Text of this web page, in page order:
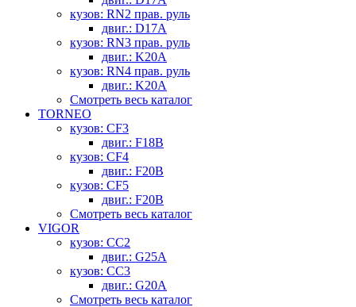
кузов: RN2 прав. руль
двиг.: D17A
кузов: RN3 прав. руль
двиг.: K20A
кузов: RN4 прав. руль
двиг.: K20A
Смотреть весь каталог
TORNEO
кузов: CF3
двиг.: F18B
кузов: CF4
двиг.: F20B
кузов: CF5
двиг.: F20B
Смотреть весь каталог
VIGOR
кузов: CC2
двиг.: G25A
кузов: CC3
двиг.: G20A
Смотреть весь каталог